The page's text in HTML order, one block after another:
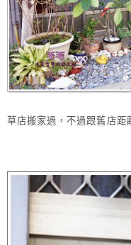
草店搬家過，不過跟舊店距